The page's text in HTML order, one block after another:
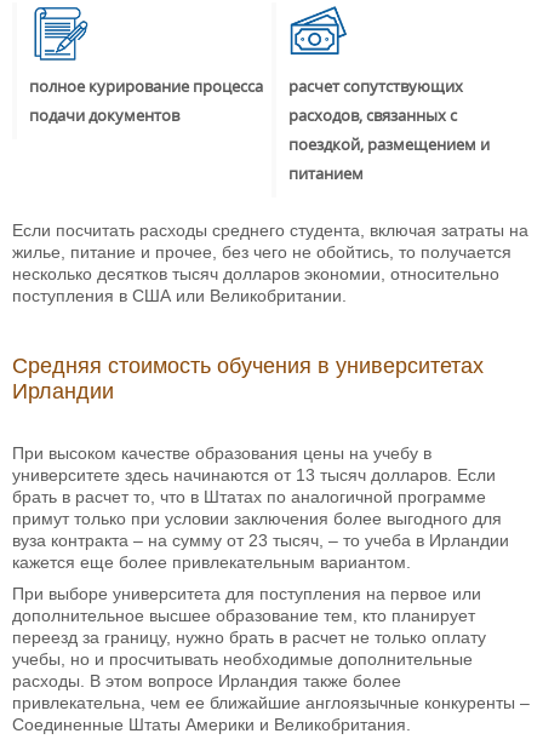
полное курирование процесса
подачи документов
расчет сопутствующих
расходов, связанных с
поездкой, размещением и
питанием
Если посчитать расходы среднего студента, включая затраты на
жилье, питание и прочее, без чего не обойтись, то получается
несколько десятков тысяч долларов экономии, относительно
поступления в США или Великобритании.
Средняя стоимость обучения в университетах
Ирландии
При высоком качестве образования цены на учебу в
университете здесь начинаются от 13 тысяч долларов. Если
брать в расчет то, что в Штатах по аналогичной программе
примут только при условии заключения более выгодного для
вуза контракта – на сумму от 23 тысяч, – то учеба в Ирландии
кажется еще более привлекательным вариантом.
При выборе университета для поступления на первое или
дополнительное высшее образование тем, кто планирует
переезд за границу, нужно брать в расчет не только оплату
учебы, но и просчитывать необходимые дополнительные
расходы. В этом вопросе Ирландия также более
привлекательна, чем ее ближайшие англоязычные конкуренты –
Соединенные Штаты Америки и Великобритания.